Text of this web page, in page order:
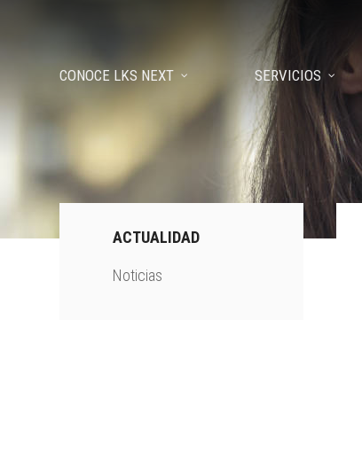
CONOCE LKS NEXT SERVICIOS
ACTUALIDAD
Noticias